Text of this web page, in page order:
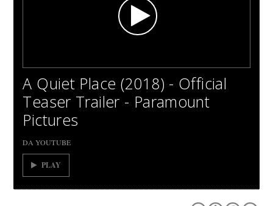
A Quiet Place (2018) - Official
Teaser Trailer - Paramount
Pictures
DA YOUTUBE
PLAY